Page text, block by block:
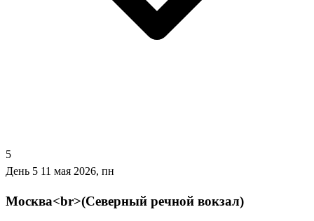
5
День 5 11 мая 2026, пн
Москва<br>(Северный речной вокзал)